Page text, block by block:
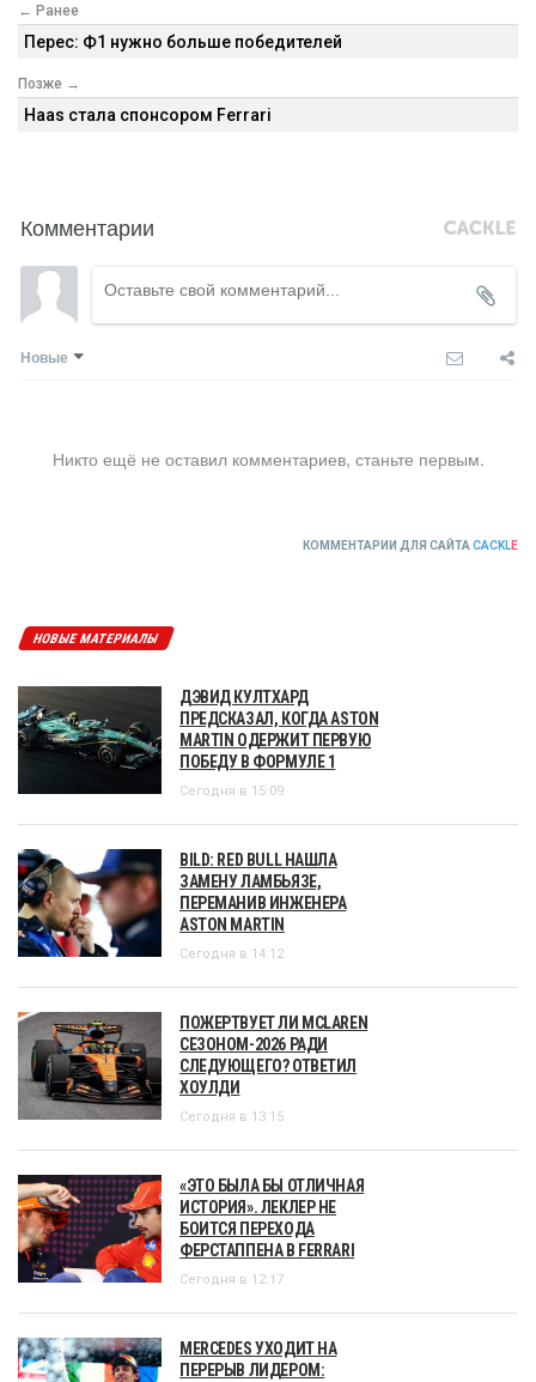
← Ранее
Перес: Ф1 нужно больше победителей
Позже →
Haas стала спонсором Ferrari
Комментарии
Новые
Никто ещё не оставил комментариев, станьте первым.
КОММЕНТАРИИ ДЛЯ САЙТА CACKLE
НОВЫЕ МАТЕРИАЛЫ
ДЭВИД КУЛТХАРД
ПРЕДСКАЗАЛ, КОГДА ASTON
MARTIN ОДЕРЖИТ ПЕРВУЮ
ПОБЕДУ В ФОРМУЛЕ 1
Сегодня в 15:09
BILD: RED BULL НАШЛА
ЗАМЕНУ ЛАМБЬЯЗЕ,
ПЕРЕМАНИВ ИНЖЕНЕРА
ASTON MARTIN
Сегодня в 14:12
ПОЖЕРТВУЕТ ЛИ MCLAREN
СЕЗОНОМ-2026 РАДИ
СЛЕДУЮЩЕГО? ОТВЕТИЛ
ХОУЛДИ
Сегодня в 13:15
«ЭТО БЫЛА БЫ ОТЛИЧНАЯ
ИСТОРИЯ». ЛЕКЛЕР НЕ
БОИТСЯ ПЕРЕХОДА
ФЕРСТАППЕНА В FERRARI
Сегодня в 12:17
MERCEDES УХОДИТ НА
ПЕРЕРЫВ ЛИДЕРОМ: